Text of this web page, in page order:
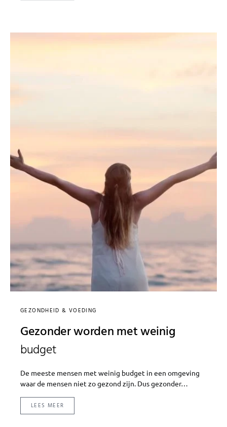
GEZONDHEID & VOEDING
Gezonder worden met weinig
budget
De meeste mensen met weinig budget in een omgeving
waar de mensen niet zo gezond zijn. Dus gezonder…
LEES MEER